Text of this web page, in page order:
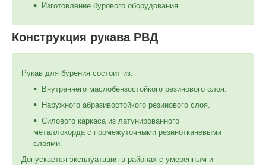
Изготовление бурового оборудования.
Конструкция рукава РВД
Рукав для бурения состоит из:
Внутреннего маслобензостойкого резинового слоя.
Наружного абразивостойкого резинового слоя.
Силового каркаса из латунированного
металлокорда с промежуточными резинотканевыми
слоями.
Допускается эксплуатация в районах с умеренным и